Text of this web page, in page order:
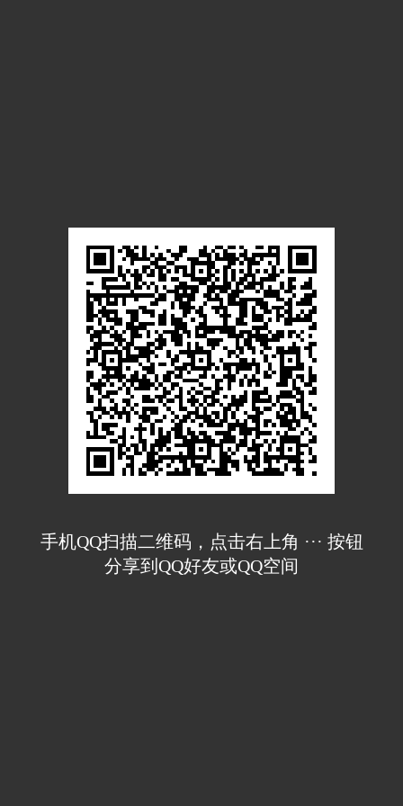
手机QQ扫描二维码，点击右上角 ··· 按钮
分享到QQ好友或QQ空间